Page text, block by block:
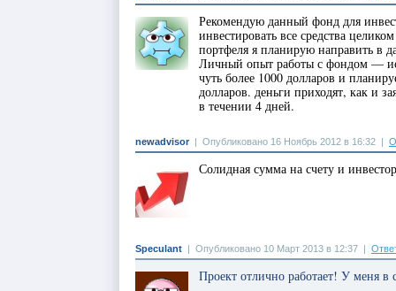
Рекомендую данный фонд для
инвестировать все средства
портфеля я планирую направить в
Личный опыт работы с фондом —
чуть более 1000 долларов и
долларов. деньги приходят, как и
в течении 4 дней.
newadvisor| Опубликовано 16 Ноябрь 2012 в 16:32 |
Солидная сумма на счету и
Speculant | Опубликовано 10 Март 2013 в 12:37 |
Проект отлично работает! У меня